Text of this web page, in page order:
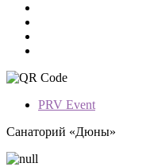
PRV Event
Санаторий «Дюны»